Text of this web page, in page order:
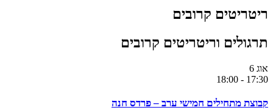
ריטריטים קרובים
תרגולים וריטריטים קרובים
אוג 6
17:30
-
18:00
קבוצת מתחילים חמישי ערב – פרדס חנה